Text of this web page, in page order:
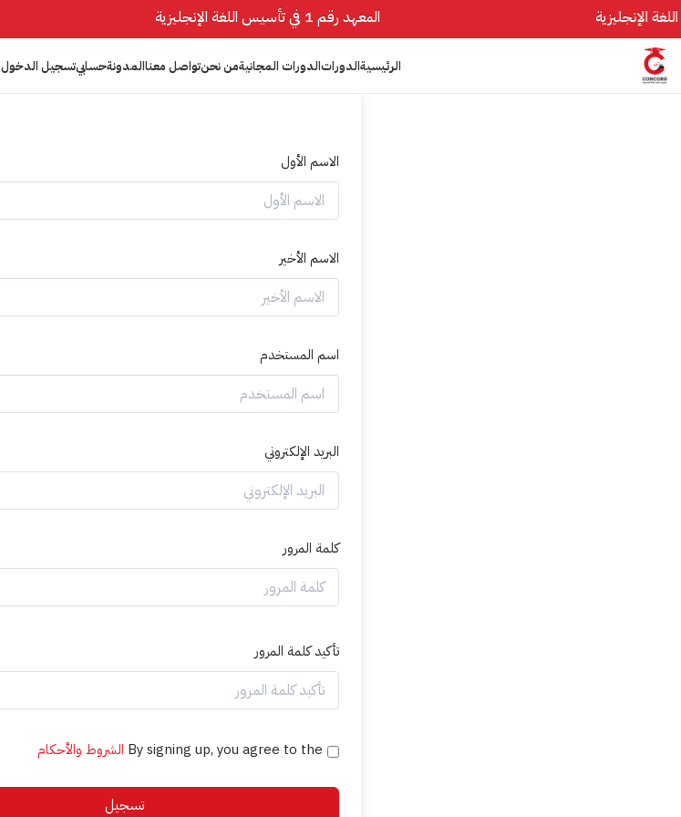
المعهد رقم 1 في تأسيس اللغة الإنجليزية
الرئيسيةالدوراتالدورات المجانيةمن نحنتواصل معناالمدونةحسابيتسجيل الدخول
الاسم الأول
الاسم الأخير
اسم المستخدم
البريد الإلكتروني
كلمة المرور
تأكيد كلمة المرور
By signing up, you agree to the الشروط والأحكام
تسجيل